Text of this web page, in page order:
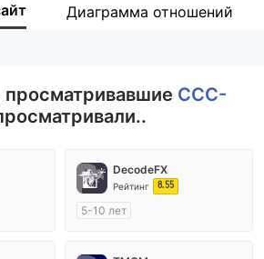
Диаграмма отношений
просматривавшие CCC-
DecodeFX
Рейтинг 8.55
5-10 лет
Маркет-Мейкинг (MM)